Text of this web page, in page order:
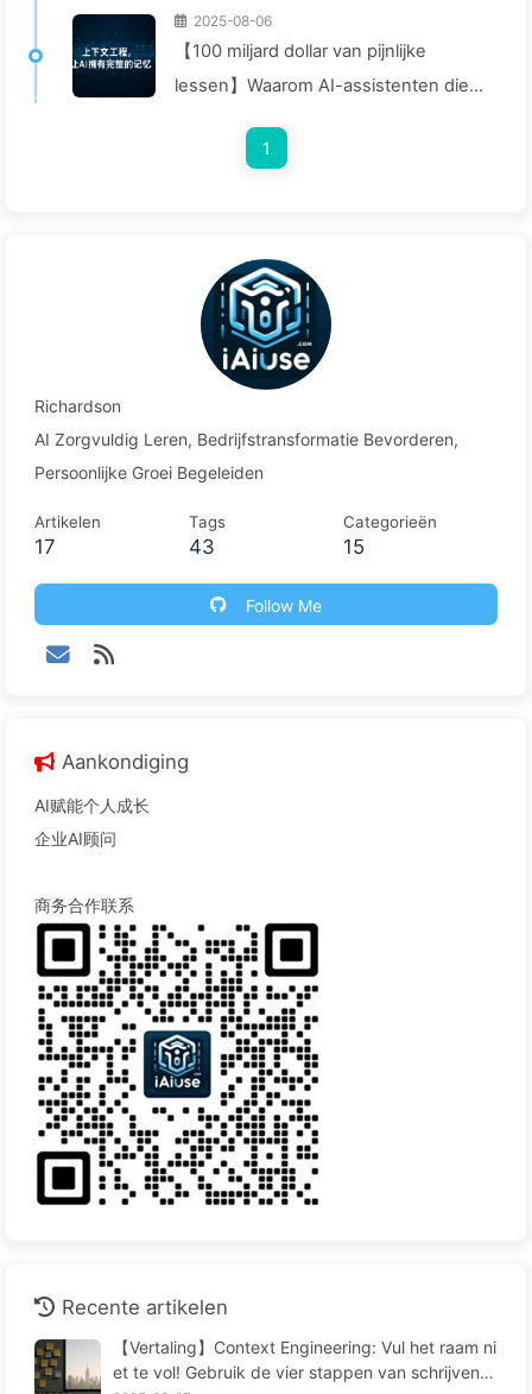
2025-08-06
【100 miljard dollar van pijnlijke
lessen】Waarom AI-assistenten die
"vergeten" op cruciale momenten en
Langzaam leren AI169
1
Richardson
AI Zorgvuldig Leren, Bedrijfstransformatie Bevorderen,
Persoonlijke Groei Begeleiden
Artikelen
17
Tags
43
Categorieën
15
Follow Me
Aankondiging
AI赋能个人成长
企业AI顾问
商务合作联系
Recente artikelen
【Vertaling】Context Engineering: Vul het raam ni
et te vol! Gebruik de vier stappen van schrijven, f